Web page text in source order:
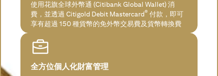
使用花旗全球外幣通 (Citibank Global Wallet) 消
費，並透過 Citigold Debit Mastercard® 付款，即可
享有超過 150 種貨幣的免外幣交易費及貨幣轉換費
全方位個人化財富管理